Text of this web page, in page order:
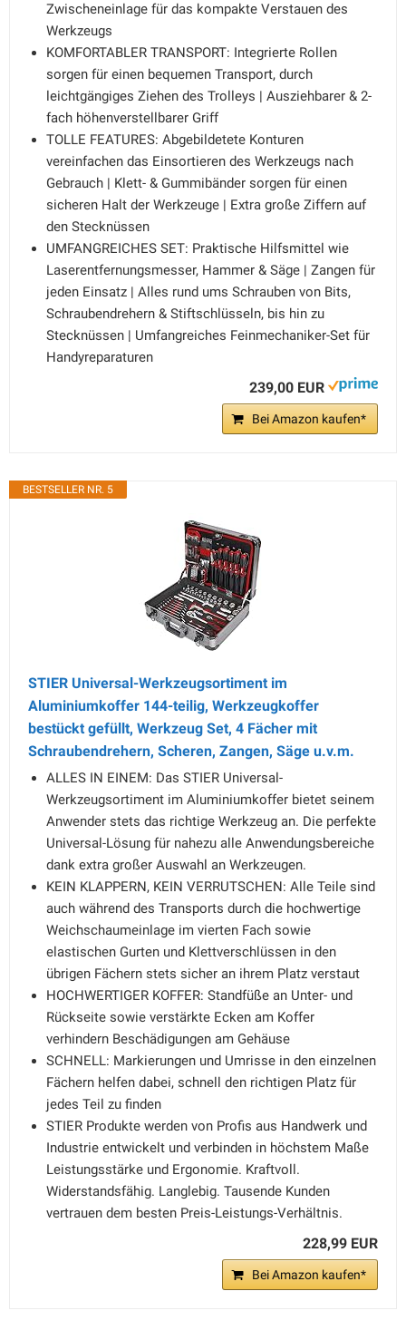
Zwischeneinlage für das kompakte Verstauen des
Werkzeugs
KOMFORTABLER TRANSPORT: Integrierte Rollen
sorgen für einen bequemen Transport, durch
leichtgängiges Ziehen des Trolleys | Ausziehbarer & 2-
fach höhenverstellbarer Griff
TOLLE FEATURES: Abgebildetete Konturen
vereinfachen das Einsortieren des Werkzeugs nach
Gebrauch | Klett- & Gummibänder sorgen für einen
sicheren Halt der Werkzeuge | Extra große Ziffern auf
den Stecknüssen
UMFANGREICHES SET: Praktische Hilfsmittel wie
Laserentfernungsmesser, Hammer & Säge | Zangen für
jeden Einsatz | Alles rund ums Schrauben von Bits,
Schraubendrehern & Stiftschlüsseln, bis hin zu
Stecknüssen | Umfangreiches Feinmechaniker-Set für
Handyreparaturen
239,00 EUR
Bei Amazon kaufen*
BESTSELLER NR. 5
STIER Universal-Werkzeugsortiment im
Aluminiumkoffer 144-teilig, Werkzeugkoffer
bestückt gefüllt, Werkzeug Set, 4 Fächer mit
Schraubendrehern, Scheren, Zangen, Säge u.v.m.
ALLES IN EINEM: Das STIER Universal-
Werkzeugsortiment im Aluminiumkoffer bietet seinem
Anwender stets das richtige Werkzeug an. Die perfekte
Universal-Lösung für nahezu alle Anwendungsbereiche
dank extra großer Auswahl an Werkzeugen.
KEIN KLAPPERN, KEIN VERRUTSCHEN: Alle Teile sind
auch während des Transports durch die hochwertige
Weichschaumeinlage im vierten Fach sowie
elastischen Gurten und Klettverschlüssen in den
übrigen Fächern stets sicher an ihrem Platz verstaut
HOCHWERTIGER KOFFER: Standfüße an Unter- und
Rückseite sowie verstärkte Ecken am Koffer
verhindern Beschädigungen am Gehäuse
SCHNELL: Markierungen und Umrisse in den einzelnen
Fächern helfen dabei, schnell den richtigen Platz für
jedes Teil zu finden
STIER Produkte werden von Profis aus Handwerk und
Industrie entwickelt und verbinden in höchstem Maße
Leistungsstärke und Ergonomie. Kraftvoll.
Widerstandsfähig. Langlebig. Tausende Kunden
vertrauen dem besten Preis-Leistungs-Verhältnis.
228,99 EUR
Bei Amazon kaufen*